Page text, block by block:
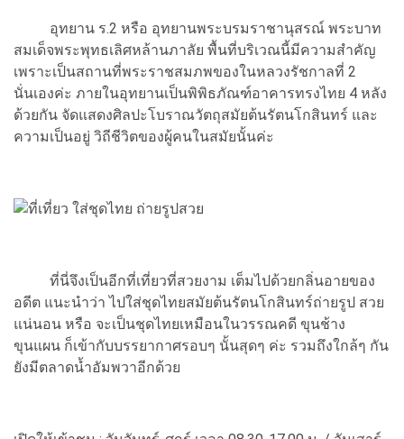
อุทยาน ร.2 หรือ อุทยานพระบรมราชานุสรณ์ พระบาท
สมเด็จพระพุทธเลิศหล้านภาลัย พื้นที่บริเวณนี้มีความสำคัญ
เพราะเป็นสถานที่พระราชสมภพของในหลวงรัชกาลที่ 2
นั่นเองค่ะ ภายในอุทยานเป็นพิพิธภัณฑ์อาคารทรงไทย 4 หลัง
ด้วยกัน จัดแสดงศิลปะโบราณวัตถุสมัยต้นรัตนโกสินทร์ และ
ความเป็นอยู่ วิถีชีวิตของผู้คนในสมัยนั้นค่ะ
ที่นี่จึงเป็นอีกที่เที่ยวที่สวยงาม เต็มไปด้วยกลิ่นอายของ
อดีต แนะนำว่า ไปใส่ชุดไทยสมัยต้นรัตนโกสินทร์ถ่ายรูป สวย
แน่นอน หรือ จะเป็นชุดไทยเหมือนในวรรณคดี ขุนช้าง
ขุนแผน ก็เข้ากับบรรยากาศรอบๆ นั้นสุดๆ ค่ะ รวมถึงใกล้ๆ กัน
ยังมีตลาดน้ำอัมพวาอีกด้วย